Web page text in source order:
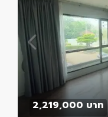
2,219,000 บาท